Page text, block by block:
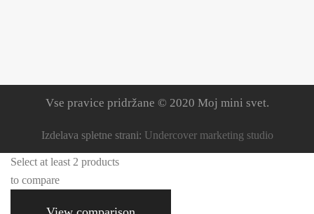
Vse pravice pridržane © 2020 Moj mini svet.
Izdelava spletne strani: Undercover marketing studio
Select at least 2 products
to compare